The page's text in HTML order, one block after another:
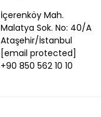
İçerenköy Mah.
Malatya Sok. No: 40/A
Ataşehir/İstanbul
[email protected]
+90 850 562 10 10